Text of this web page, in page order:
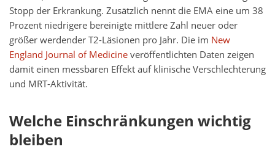
Stopp der Erkrankung. Zusätzlich nennt die EMA eine um 38
Prozent niedrigere bereinigte mittlere Zahl neuer oder
größer werdender T2-Läsionen pro Jahr. Die im New
England Journal of Medicineveröffentlichten Daten zeigen
damit einen messbaren Effekt auf klinische Verschlechterung
und MRT-Aktivität.
Welche Einschränkungen wichtig
bleiben